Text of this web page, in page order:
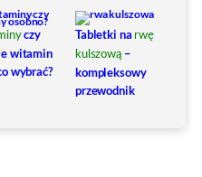
czy
witamin
wybrać?
Tabletki na rwę
kulszową–
kompleksowy
przewodnik